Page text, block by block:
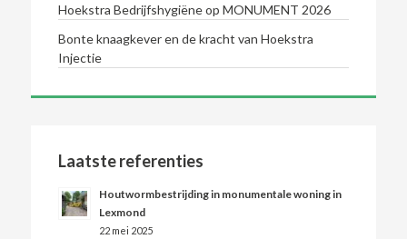
Hoekstra Bedrijfshygiëne op MONUMENT 2026
Bonte knaagkever en de kracht van Hoekstra
Injectie
Laatste referenties
Houtwormbestrijding in monumentale woning in
Lexmond
22 mei 2025